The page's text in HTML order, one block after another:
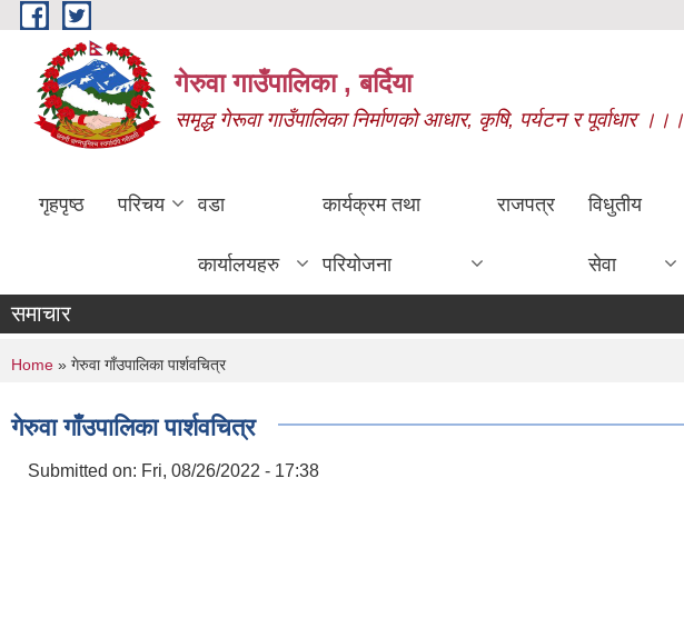
Skip to main content
गेरुवा गाउँपालिका , बर्दिया
समृद्ध गेरूवा गाउँपालिका निर्माणको आधार, कृषि, पर्यटन र पूर्वाधार ।।।
गृहपृष्ठ परिचय वडा
कार्यालयहरु
कार्यक्रम तथा
परियोजना
राजपत्र विधुतीय
सेवा
समाचार
You are here
Home » गेरुवा गाँउपालिका पार्शवचित्र
गेरुवा गाँउपालिका पार्शवचित्र
Submitted on: Fri, 08/26/2022 - 17:38